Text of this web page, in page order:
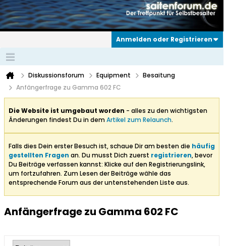
Anmelden oder Registrieren
Diskussionsforum Equipment
Besaitung
Anfängerfrage zu Gamma 602 FC
Die Website ist umgebaut worden - alles zu den wichtigsten
Änderungen findest Du in demArtikel zum Relaunch.
Falls dies Dein erster Besuch ist, schaue Dir am besten die häufig
gestellten Fragen an. Du musst Dich zuerst registrieren, bevor
Du Beiträge verfassen kannst: Klicke auf den Registrierungslink,
um fortzufahren. Zum Lesen der Beiträge wähle das
entsprechende Forum aus der untenstehenden Liste aus.
Anfängerfrage zu Gamma 602 FC